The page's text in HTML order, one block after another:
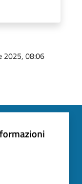
2025, 08:06